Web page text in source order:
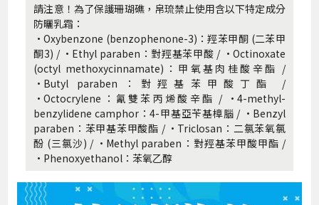
請注意！為了保護珊瑚礁，帛琉禁止使用含以下特定成分
防曬乳霜：
·Oxybenzone (benzophenone-3)：羥苯甲酮 (二苯甲
酮3) / ·Ethyl paraben：對羥基苯甲酸 / ·Octinoxate
(octyl methoxycinnamate)：甲氧基肉桂酸辛酯 /
·Butyl paraben：對羥基苯甲酸丁酯 /
·Octocrylene：氰雙苯丙烯酸辛酯 / ·4-methyl-
benzylidene camphor：4-甲基亞苄基樟腦 / ·Benzyl
paraben：苯甲基苯甲酸酯 / ·Triclosan：二氯苯氧氯
酚 (三氯沙) / ·Methyl paraben：對羥基苯甲酸甲酯 /
·Phenoxyethanol：苯氧乙醇